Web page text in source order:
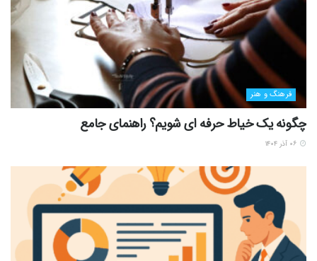
فرهنگ و هنر
چگونه یک خیاط حرفه ای شویم؟ راهنمای جامع